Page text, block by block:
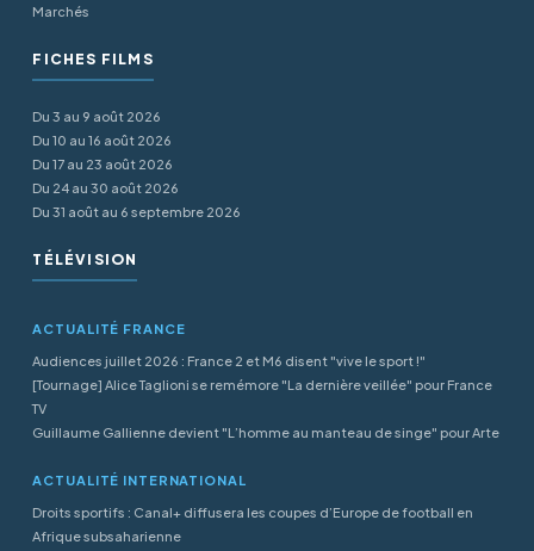
Marchés
FICHES FILMS
Du 3 au 9 août 2026
Du 10 au 16 août 2026
Du 17 au 23 août 2026
Du 24 au 30 août 2026
Du 31 août au 6 septembre 2026
TÉLÉVISION
ACTUALITÉ FRANCE
Audiences juillet 2026 : France 2 et M6 disent "vive le sport !"
[Tournage] Alice Taglioni se remémore "La dernière veillée" pour France
TV
Guillaume Gallienne devient "L’homme au manteau de singe" pour Arte
ACTUALITÉ INTERNATIONAL
Droits sportifs : Canal+ diffusera les coupes d’Europe de football en
Afrique subsaharienne